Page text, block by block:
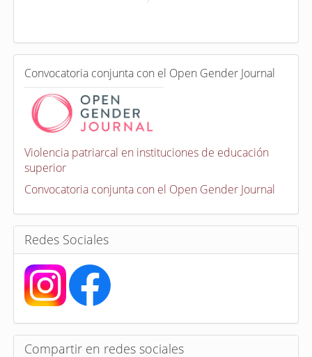
a
e
n
C
o
o
a
t
o
r
a
s
Convocatoria conjunta con el Open Gender Journal
Violencia patriarcal en instituciones de educación
superior
Convocatoria conjunta con el Open Gender Journal
Redes Sociales
Compartir en redes sociales